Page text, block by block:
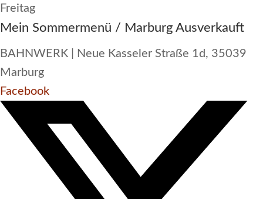
Freitag
Mein Sommermenü / Marburg Ausverkauft
BAHNWERK | Neue Kasseler Straße 1d, 35039
Marburg
Facebook